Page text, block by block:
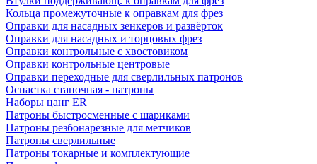
Кольца промежуточные к оправкам для фрез
Оправки для насадных зенкеров и развёрток
Оправки для насадных и торцовых фрез
Оправки контрольные с хвостовиком
Оправки контрольные центровые
Оправки переходные для сверлильных патронов
Оснастка станочная - патроны
Наборы цанг ER
Патроны быстросменные с шариками
Патроны резбонарезные для метчиков
Патроны сверлильные
Патроны токарные и комплектующие